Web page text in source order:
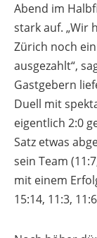
Abend im
stark auf. „Wir
Zürich noch
ausgezahlt“,
Gastgebern
Duell mit
eigentlich 2:0
Satz etwas
sein Team
mit einem
15:14, 11:3,